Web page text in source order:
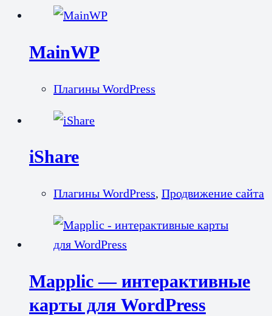
MainWP
Плагины WordPress
iShare
Плагины WordPress, Продвижение сайта
Mapplic — интерактивные
карты для WordPress